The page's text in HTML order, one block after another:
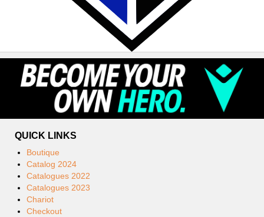
QUICK LINKS
Boutique
Catalog 2024
Catalogues 2022
Catalogues 2023
Chariot
Checkout